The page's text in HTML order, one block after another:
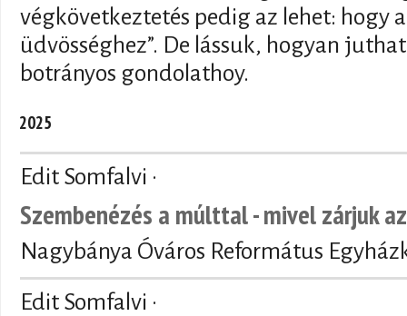
végkövetkeztetés pedig az lehet: hogy
üdvösséghez”. De lássuk, hogyan
botrányos gondolathoy.
2025
Edit Somfalvi ·
Szembenézés a múlttal - mivel zárjuk
Nagybánya Óváros Református
Edit Somfalvi ·